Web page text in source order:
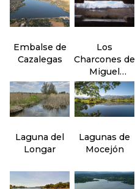
Embalse de
Cazalegas
Los
Charcones de
Miguel
Esteban
Laguna del
Longar
Lagunas de
Mocejón